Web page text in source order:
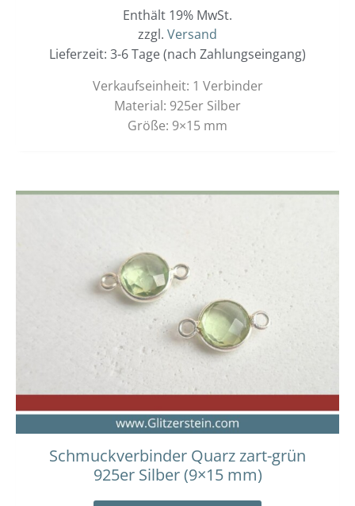
Enthält 19% MwSt.
zzgl. Versand
Lieferzeit: 3-6 Tage (nach Zahlungseingang)
Verkaufseinheit: 1 Verbinder
Material: 925er Silber
Größe: 9×15 mm
Schmuckverbinder Quarz zart-grün
925er Silber (9×15 mm)